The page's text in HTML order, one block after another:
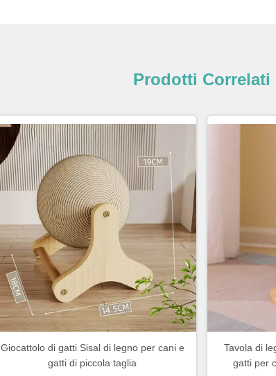
Prodotti Correlati
Giocattolo di gatti Sisal di legno per cani e
gatti di piccola taglia
Tavola di
gatti per